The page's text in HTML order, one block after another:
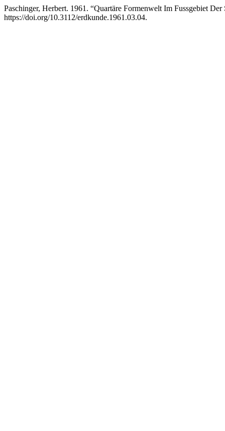
Paschinger, Herbert. 1961. “Quartäre Formenwelt Im Fussgebiet
https://doi.org/10.3112/erdkunde.1961.03.04.